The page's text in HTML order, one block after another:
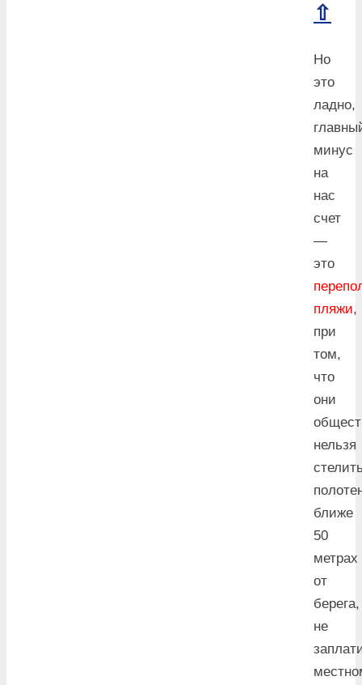
⇧
Но
это
ладно,
минус
на
нас
счет
—
это
пляжи,
при
том,
что
они
нельзя
ближе
50
метрах
от
берега,
не